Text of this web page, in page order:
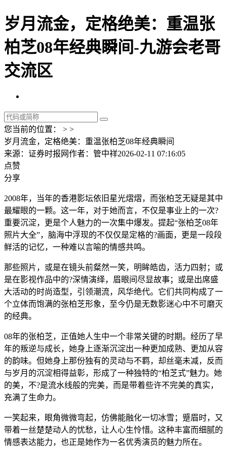
岁月流金，定格绝美：重温张
柏芝08年经典瞬间-九游会老哥
交流区
您当前的位置： > >
岁月流金，定格绝美：重温张柏芝08年经典瞬间
来源：证券时报网作者：管中祥2026-02-11 07:16:05
点赞
分享
2008年，当年的香港影坛依旧星光熠熠，而张柏芝无疑是其中
最耀眼的一颗。这一年，对于她而言，不仅是事业上的一次?
重要沉淀，更是个人魅力的一次集中爆发。提起“张柏芝08年
照片大全”，脑海中浮现的不仅仅是定格的?画面，更是一段段
鲜活的记忆，一种难以言喻的情感共鸣。
那些照片，或是在镜头前粲然一笑，明眸皓齿，活力四射；或
是在影视作品中的?深情演绎，眉眼间尽显故事；或是出席盛
大活动的时尚造型，引领潮流，风华绝代。它们共同构成了一
个立体而饱满的张柏芝形象，至今仍是无数影迷心中不可磨灭
的经典。
08年的张柏芝，正值她人生中一个非常关键的时期。经历了早
年的叛逆与成长，她身上逐渐沉淀出一种更加成熟、更加从容
的韵味。但她身上那份独有的灵动与不羁，却丝毫未减，反而
与岁月的沉淀相得益彰，形成了一种独特的“柏芝式”魅力。她
的美，不?是流水线般的完美，而是带着些许不完美的真实，
充满了生命力。
一笑起来，眼角微微弯起，仿佛能融化一切冰雪；蹙眉时，又
带着一丝楚楚动人的忧愁，让人心生怜惜。这种丰富而细腻的
情感表达能力，也正是她作为一名优秀演员的魅力所在。